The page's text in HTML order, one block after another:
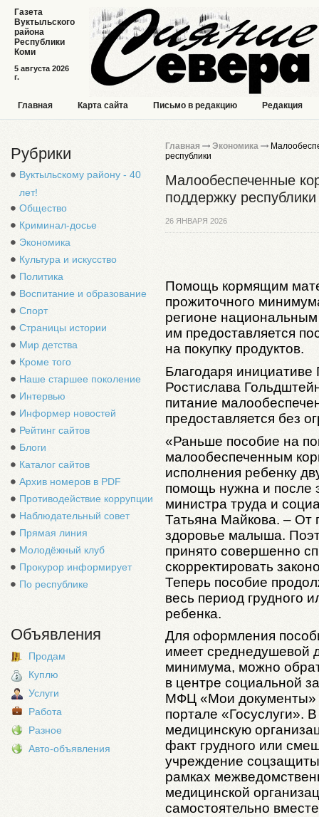
5 августа 2026
г.
Газета
Вуктыльского
района
Республики
Коми
Главная Карта сайта Письмо в редакцию Редакция
Рубрики
Вуктыльскому району - 40
лет!
Общество
Криминал-досье
Экономика
Культура и искусство
Политика
Воспитание и образование
Спорт
Страницы истории
Мир детства
Кроме того
Наше старшее поколение
Интервью
Информер новостей
Рейтинг сайтов
Блоги
Каталог сайтов
Архив номеров в PDF
Противодействие коррупции
Наблюдательный совет
Прямая линия
Молодёжный клуб
Прокурор информирует
По республике
Объявления
Продам
Куплю
Услуги
Работа
Разное
Авто-объявления
Главная Экономика
республики
Малообеспеченные
поддержку республики
26 ЯНВАРЯ 2026
Помощь кормящим
прожиточного
регионе
им предоставляется
на покупку продуктов.
Благодаря
Ростислава
питание
предоставляется без
«Раньше пособие на
малообеспеченным
исполнения ребенку
помощь нужна и после
министра труда и
Татьяна Майкова. – От
здоровье малыша.
принято совершенно
скорректировать
Теперь пособие
весь период грудного
ребенка.
Для оформления
имеет среднедушевой
минимума, можно
в центре социальной
МФЦ «Мои документы»
портале «Госуслуги».
медицинскую
факт грудного или
учреждение
рамках
медицинской
самостоятельно